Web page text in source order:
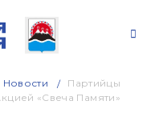
Новости
Партийцы
«Свеча Памяти»